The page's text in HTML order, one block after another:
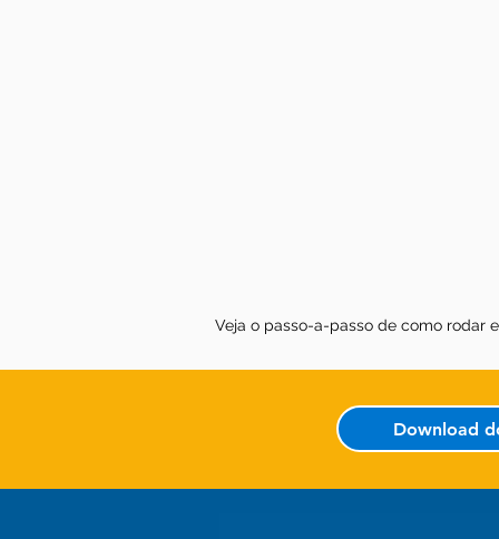
Veja o passo-a-passo de como rodar
Download